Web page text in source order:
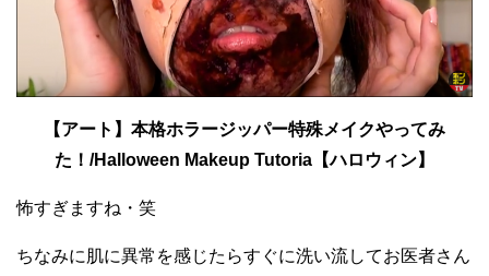
【アート】本格ホラージッパー特殊メイクやってみ
た！/Halloween Makeup Tutoria【ハロウィン】
怖すぎますね・笑
ちなみに肌に異常を感じたらすぐに洗い流してお医者さん